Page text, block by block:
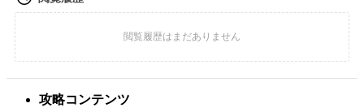
攻略コンテンツ